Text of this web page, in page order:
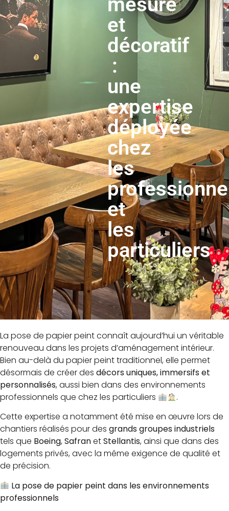
et
décoratif
:
une
expertise
déployée
chez
les
et
les
particuliers
La pose de papier peint connaît aujourd’hui un véritable
renouveau dans les projets d’aménagement intérieur.
Bien au-delà du papier peint traditionnel, elle permet
désormais de créer des décors uniques, immersifs et
personnalisés, aussi bien dans des environnements
professionnels que chez les particuliers
.
Cette expertise a notamment été mise en œuvre lors de
chantiers réalisés pour des grands groupes industriels
tels que Boeing,SafranetStellantis, ainsi que dans des
logements privés, avec la même exigence de qualité et
de précision.
La pose de papier peint dans les environnements
professionnels